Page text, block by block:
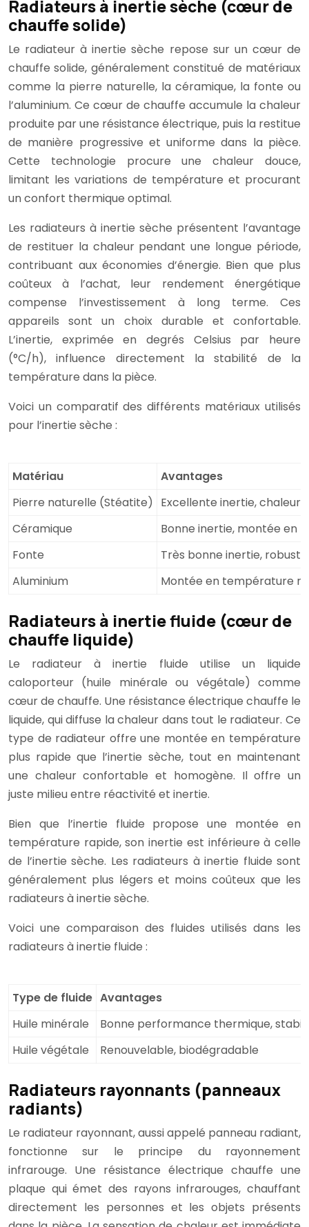
Radiateurs à inertie sèche (cœur de
chauffe solide)
Le radiateur à inertie sèche repose sur un cœur de
chauffe solide, généralement constitué de matériaux
comme la pierre naturelle, la céramique, la fonte ou
l’aluminium. Ce cœur de chauffe accumule la chaleur
produite par une résistance électrique, puis la restitue
de manière progressive et uniforme dans la pièce.
Cette technologie procure une chaleur douce,
limitant les variations de température et procurant
un confort thermique optimal.
Les radiateurs à inertie sèche présentent l’avantage
de restituer la chaleur pendant une longue période,
contribuant aux économies d’énergie. Bien que plus
coûteux à l’achat, leur rendement énergétique
compense l’investissement à long terme. Ces
appareils sont un choix durable et confortable.
L’inertie, exprimée en degrés Celsius par heure
(°C/h), influence directement la stabilité de la
température dans la pièce.
Voici un comparatif des différents matériaux utilisés
pour l’inertie sèche :
Matériau
Avantages
Pierre naturelle (Stéatite)
Excellente inertie, chaleur
Céramique
Bonne inertie, montée en
Fonte
Très bonne inertie,
Aluminium
Montée en température
Radiateurs à inertie fluide (cœur de
chauffe liquide)
Le radiateur à inertie fluide utilise un liquide
caloporteur (huile minérale ou végétale) comme
cœur de chauffe. Une résistance électrique chauffe le
liquide, qui diffuse la chaleur dans tout le radiateur. Ce
type de radiateur offre une montée en température
plus rapide que l’inertie sèche, tout en maintenant
une chaleur confortable et homogène. Il offre un
juste milieu entre réactivité et inertie.
Bien que l’inertie fluide propose une montée en
température rapide, son inertie est inférieure à celle
de l’inertie sèche. Les radiateurs à inertie fluide sont
généralement plus légers et moins coûteux que les
radiateurs à inertie sèche.
Voici une comparaison des fluides utilisés dans les
radiateurs à inertie fluide :
Type de fluide Avantages
Huile minérale
Bonne performance thermique,
Huile végétale
Renouvelable, biodégradable
Radiateurs rayonnants (panneaux
radiants)
Le radiateur rayonnant, aussi appelé panneau radiant,
fonctionne sur le principe du rayonnement
infrarouge. Une résistance électrique chauffe une
plaque qui émet des rayons infrarouges, chauffant
directement les personnes et les objets présents